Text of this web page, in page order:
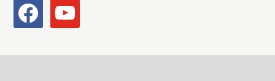
facebook youtube